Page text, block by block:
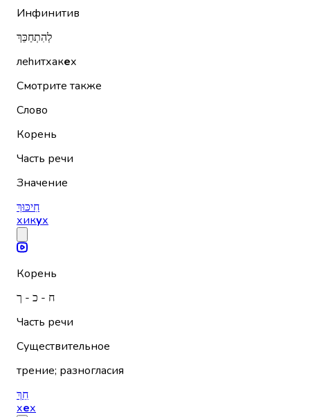
Инфинитив
לְהִתְחַכֵּךְ
леhитхакех
Смотрите также
Слово
Корень
Часть речи
Значение
חִיכּוּךְ
хикух
Корень
ח - כ - ך
Часть речи
Существительное
трение; разногласия
חֵךְ
хех